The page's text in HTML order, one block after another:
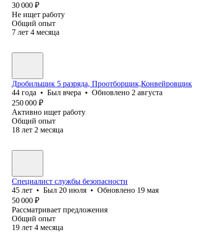
30 000 ₽
Не ищет работу
Общий опыт
7 лет 4 месяца
Дробильщик 5 разряда, Проотборщик,Конвейровщик
44 года • Был вчера • Обновлено 2 августа
250 000 ₽
Активно ищет работу
Общий опыт
18 лет 2 месяца
Специалист службы безопасности
45 лет • Был 20 июля • Обновлено 19 мая
50 000 ₽
Рассматривает предложения
Общий опыт
19 лет 4 месяца